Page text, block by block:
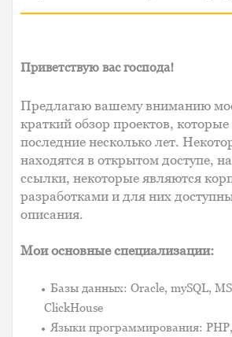
Приветствую вас господа!
Предлагаю вашему вниманию
краткий обзор проектов,
последние несколько лет.
находятся в открытом доступе,
ссылки, некоторые являются
разработками и для них
описания.
Мои основные специализации:
Базы данных: Oracle, mySQL, MS
ClickHouse
Языки программирования: